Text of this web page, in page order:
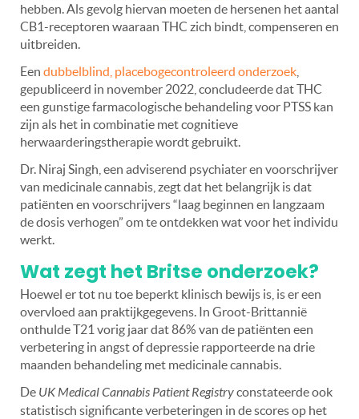
hebben. Als gevolg hiervan moeten de hersenen het aantal
CB1-receptoren waaraan THC zich bindt, compenseren en
uitbreiden.
Een dubbelblind, placebogecontroleerd onderzoek
gepubliceerd in november 2022, concludeerde dat THC
een gunstige farmacologische behandeling voor PTSS kan
zijn als het in combinatie met cognitieve
herwaarderingstherapie wordt gebruikt.
Dr. Niraj Singh, een adviserend psychiater en voorschrijver
van medicinale cannabis, zegt dat het belangrijk is dat
patiënten en voorschrijvers “laag beginnen en langzaam
de dosis verhogen” om te ontdekken wat voor het individu
werkt.
Wat zegt het Britse onderzoek?
Hoewel er tot nu toe beperkt klinisch bewijs is, is er een
overvloed aan praktijkgegevens. In Groot-Brittannië
onthulde T21 vorig jaar dat 86% van de patiënten een
verbetering in angst of depressie rapporteerde na drie
maanden behandeling met medicinale cannabis.
De UK Medical Cannabis Patient Registryconstateerde ook
statistisch significante verbeteringen in de scores op het